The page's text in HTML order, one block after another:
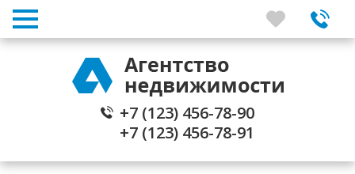
+7 (123) 456-78-90
+7 (123) 456-78-91